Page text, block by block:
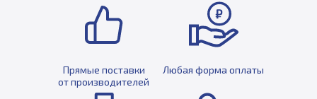
Прямые поставки
от производителей
Любая форма оплаты